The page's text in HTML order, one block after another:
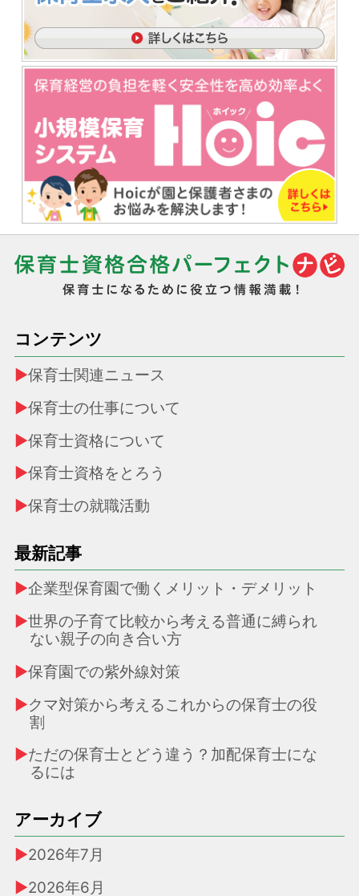
コンテンツ
保育士関連ニュース
保育士の仕事について
保育士資格について
保育士資格をとろう
保育士の就職活動
最新記事
企業型保育園で働くメリット・デメリット
世界の子育て比較から考える普通に縛られ
ない親子の向き合い方
保育園での紫外線対策
クマ対策から考えるこれからの保育士の役
割
ただの保育士とどう違う？加配保育士にな
るには
アーカイブ
2026年7月
2026年6月